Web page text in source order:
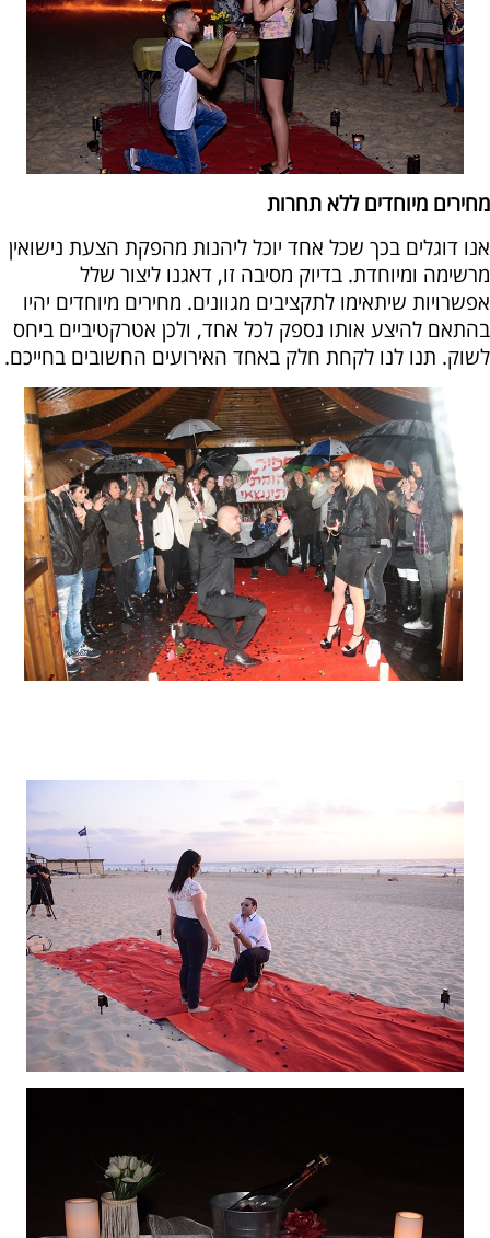
מחירים מיוחדים ללא תחרות
אנו דוגלים בכך שכל אחד יוכל ליהנות מהפקת הצעת נישואין
מרשימה ומיוחדת. בדיוק מסיבה זו, דאגנו ליצור שלל
אפשרויות שיתאימו לתקציבים מגוונים. מחירים מיוחדים יהיו
בהתאם להיצע אותו נספק לכל אחד, ולכן אטרקטיביים ביחס
לשוק. תנו לנו לקחת חלק באחד האירועים החשובים בחייכם.